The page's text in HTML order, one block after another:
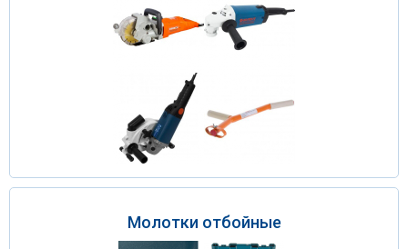
Молотки отбойные